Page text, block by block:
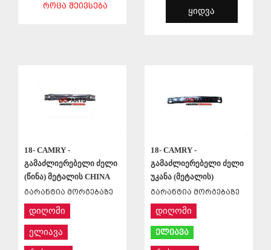
ᲠᲝᲪᲐ ᲨᲔᲘᲕᲡᲔᲑᲐ
ᲧᲘᲓᲕᲐ
18- CAMRY -
გამაძლიერებელი ძელი
(წინა) მეტალის CHINA
გარანტია მორგებაზე
დიღომი
ელიავა
18- CAMRY -
გამაძლიერებელი ძელი
უკანა (მეტალის)
გარანტია მორგებაზე
დიღომი
ელიავა